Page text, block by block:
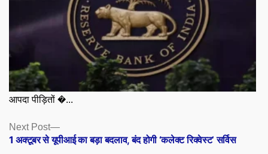
आपदा पीड़ितों �...
Posts
navigation
Next Post
Next
post:
1 अक्टूबर से यूपीआई का बड़ा बदलाव, बंद होगी ‘कलेक्ट रिक्वेस्ट’ सर्विस